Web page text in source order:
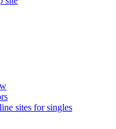
sites for singles